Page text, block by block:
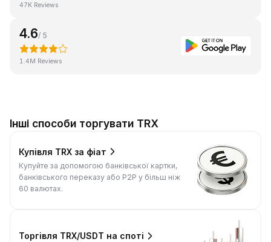
47K Reviews
4.6/ 5
1.4M Reviews
Інші способи торгувати TRX
Купівля TRX за фіат
Купуйте за допомогою банківської картки,
банківського переказу або P2P у більш ніж
60 валютах.
Торгівля TRX/USDT на споті